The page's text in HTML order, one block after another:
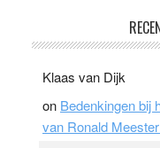
topsporters. Ze
verlagen terwijl ze
Daarop heeft zo’n
Klaas van Dijk
on Bedenkingen bij
van Ronald